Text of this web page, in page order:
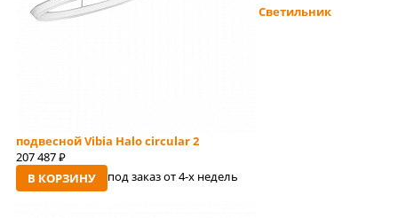
Светильник
подвесной Vibia Halo circular 2
207 487 руб
В КОРЗИНУ под заказ от 4-x недель